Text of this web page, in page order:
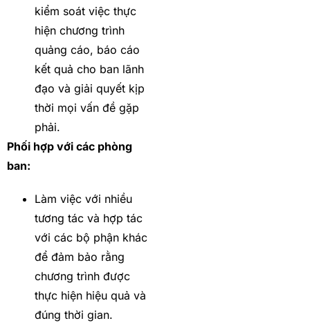
kiểm soát việc thực
hiện chương trình
quảng cáo, báo cáo
kết quả cho ban lãnh
đạo và giải quyết kịp
thời mọi vấn đề gặp
phải.
Phối hợp với các phòng
ban:
Làm việc với nhiều
tương tác và hợp tác
với các bộ phận khác
để đảm bảo rằng
chương trình được
thực hiện hiệu quả và
đúng thời gian.